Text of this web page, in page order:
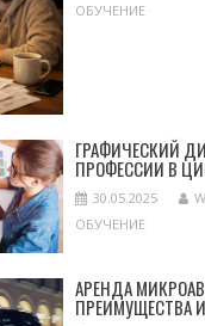
ОБУЧЕНИЕ
ГРАФИЧЕСКИЙ
ПРОФЕССИИ В
30.05.2025
ОБУЧЕНИЕ
АРЕНДА
ПРЕИМУЩЕСТВА